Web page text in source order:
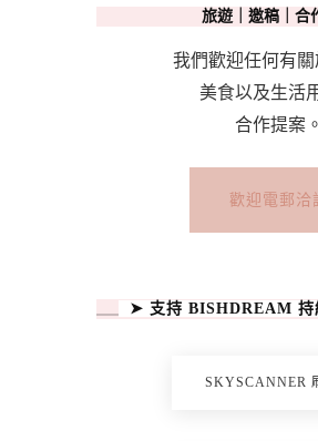
旅遊｜邀稿｜合
我們歡迎任何有關
美食以及生活
合作提案。
歡迎電郵洽
➤ 支持 BISHDREAM 持
SKYSCANNER